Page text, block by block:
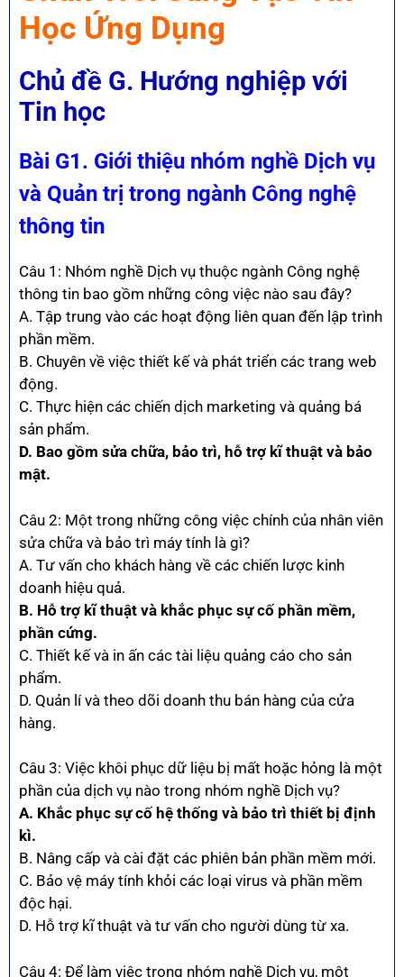
Học Ứng Dụng
Chủ đề G. Hướng nghiệp với
Tin học
Bài G1. Giới thiệu nhóm nghề Dịch vụ
và Quản trị trong ngành Công nghệ
thông tin
Câu 1: Nhóm nghề Dịch vụ thuộc ngành Công nghệ
thông tin bao gồm những công việc nào sau đây?
A. Tập trung vào các hoạt động liên quan đến lập trình
phần mềm.
B. Chuyên về việc thiết kế và phát triển các trang web
động.
C. Thực hiện các chiến dịch marketing và quảng bá
sản phẩm.
D. Bao gồm sửa chữa, bảo trì, hỗ trợ kĩ thuật và bảo
mật.
Câu 2: Một trong những công việc chính của nhân viên
sửa chữa và bảo trì máy tính là gì?
A. Tư vấn cho khách hàng về các chiến lược kinh
doanh hiệu quả.
B. Hỗ trợ kĩ thuật và khắc phục sự cố phần mềm,
phần cứng.
C. Thiết kế và in ấn các tài liệu quảng cáo cho sản
phẩm.
D. Quản lí và theo dõi doanh thu bán hàng của cửa
hàng.
Câu 3: Việc khôi phục dữ liệu bị mất hoặc hỏng là một
phần của dịch vụ nào trong nhóm nghề Dịch vụ?
A. Khắc phục sự cố hệ thống và bảo trì thiết bị định
kì.
B. Nâng cấp và cài đặt các phiên bản phần mềm mới.
C. Bảo vệ máy tính khỏi các loại virus và phần mềm
độc hại.
D. Hỗ trợ kĩ thuật và tư vấn cho người dùng từ xa.
Câu 4: Để làm việc trong nhóm nghề Dịch vụ, một